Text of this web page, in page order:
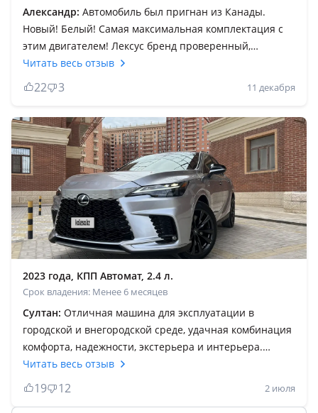
Александр: Автомобиль был пригнан из Канады.
Новый! Белый! Самая максимальная комплектация с
этим двигателем! Лексус бренд проверенный,
надеюсь и эта новая модель не подведет. На гарантию
официальный дилер не взял. Поэтому ТО делаем сами.
(43тт масло и все фильтра). Советую всем владельцам
менять батарейку на заводском ключе! И делать это
регулярно. Неприятный сюрприз когда садится и
перестает заводиться авто. Остальное пока все
хорошо. Приятный климат контроль, все адекватно,
заботливо) Можно "рискнуть" и взять авто из Китая, а
можно подороже взять Лексус. Время покажет. Пусть
все будут довольны!
Читать весь отзыв
22 3 11 декабря
2023 года, КПП Автомат, 2.4 л.
Срок владения: Менее 6 месяцев
Султан: Отличная машина для эксплуатации в
городской и внегородской среде, удачная комбинация
комфорта, надежности, экстерьера и интерьера.
Брутальная внешность вызывающее любопытством
уважение на трассе. Эргономичность в лучших
традициях Лексус. Отличная машина для
Читать весь отзыв
19 12 2 июля